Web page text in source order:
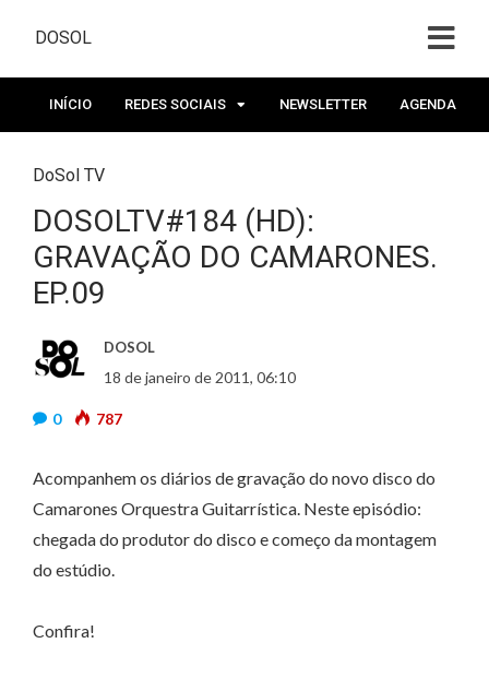
DOSOL
INÍCIO REDES SOCIAIS NEWSLETTER AGENDA
DoSol TV
DOSOLTV#184 (HD):
GRAVAÇÃO DO CAMARONES.
EP.09
DOSOL
18 de janeiro de 2011, 06:10
0 787
Acompanhem os diários de gravação do novo disco do
Camarones Orquestra Guitarrística. Neste episódio:
chegada do produtor do disco e começo da montagem
do estúdio.
Confira!